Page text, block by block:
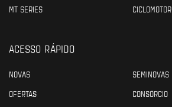
MT SERIES
CICLOMOTOR
ACESSO RÁPIDO
NOVAS
SEMINOVAS
OFERTAS
CONSÓRCIO